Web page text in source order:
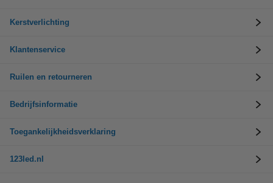
Kerstverlichting
Klantenservice
Ruilen en retourneren
Bedrijfsinformatie
Toegankelijkheidsverklaring
123led.nl